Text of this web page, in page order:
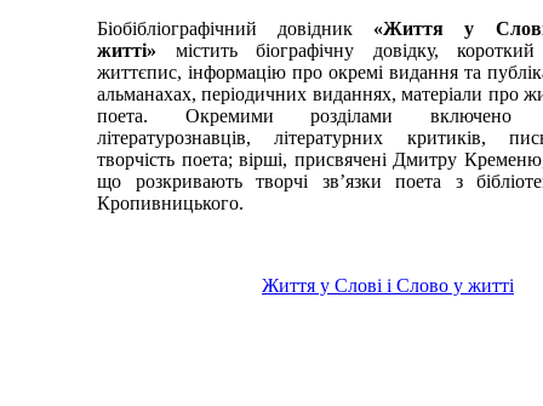
Біобібліографічний довідник «Життя у
житті» містить біографічну довідку, короткий
життєпис, інформацію про окремі видання та
альманахах, періодичних виданнях, матеріали про
поета. Окремими розділами включено
літературознавців, літературних критиків,
творчість поета; вірші, присвячені Дмитру
що розкривають творчі зв’язки поета з
Кропивницького.
Життя у Слові і Слово у житті